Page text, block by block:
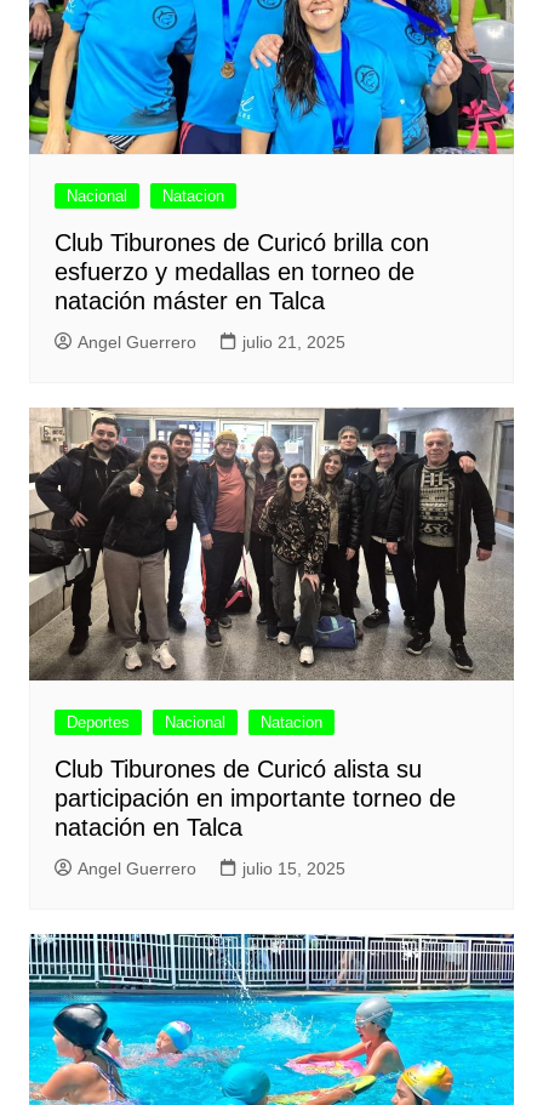
Nacional Natacion
Club Tiburones de Curicó brilla con
esfuerzo y medallas en torneo de
natación máster en Talca
Angel Guerrero julio 21, 2025
Deportes Nacional Natacion
Club Tiburones de Curicó alista su
participación en importante torneo de
natación en Talca
Angel Guerrero julio 15, 2025